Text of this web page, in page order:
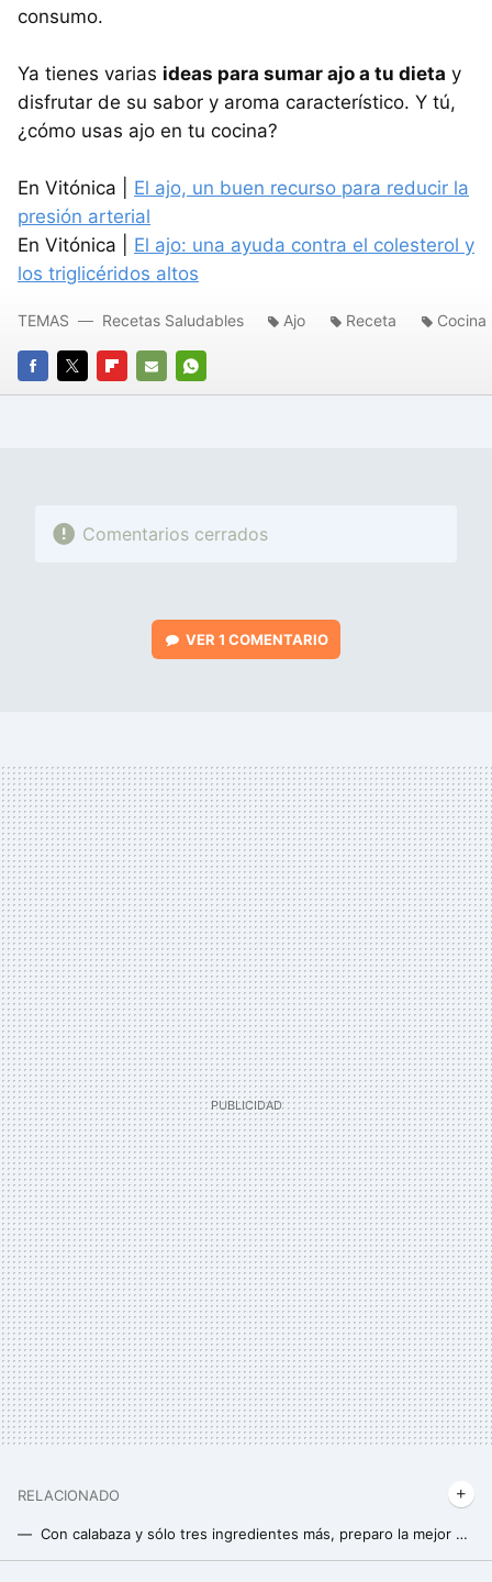
consumo.
Ya tienes varias ideas para sumar ajo a tu dieta y
disfrutar de su sabor y aroma característico. Y tú,
¿cómo usas ajo en tu cocina?
En Vitónica | El ajo, un buen recurso para reducir la
presión arterial
En Vitónica | El ajo: una ayuda contra el colesterol y
los triglicéridos altos
FACEBOOK
TWITTERFLIPBOARD
E-
WHATSAPP
TEMAS Recetas Saludables Ajo Receta Cocina
Comentarios cerrados
VER 1 COMENTARIO
RELACIONADO
Con calabaza y sólo tres ingredientes más, preparo la mejor cena proteica y baja en grasas, en minutos